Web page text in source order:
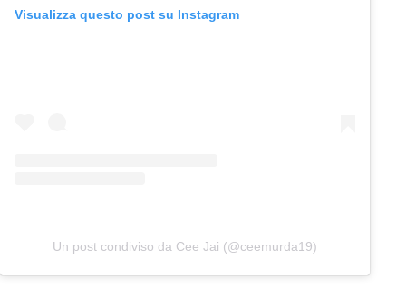
Visualizza questo post su Instagram
Un post condiviso da Cee Jai (@ceemurda19)